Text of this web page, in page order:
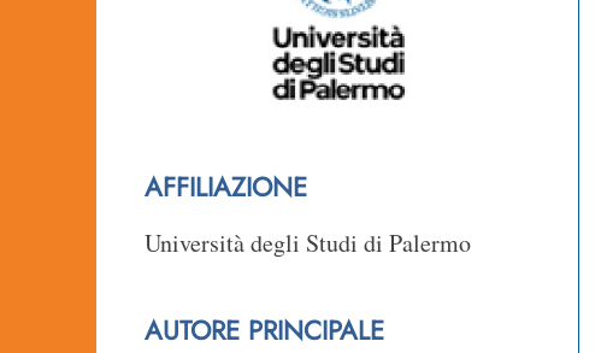
AFFILIAZIONE
Università degli Studi di Palermo
AUTORE PRINCIPALE